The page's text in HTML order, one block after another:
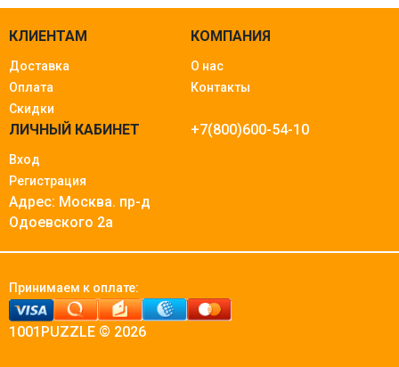
КЛИЕНТАМ
Доставка
Оплата
Скидки
КОМПАНИЯ
О нас
Контакты
ЛИЧНЫЙ КАБИНЕТ
Вход
Регистрация
+7(800)600-54-10
Адрес: Москва. пр-д
Одоевского 2а
1001PUZZLE © 2026
Принимаем к оплате: